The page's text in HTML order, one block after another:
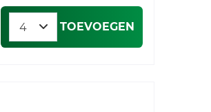
TOEVOEGEN